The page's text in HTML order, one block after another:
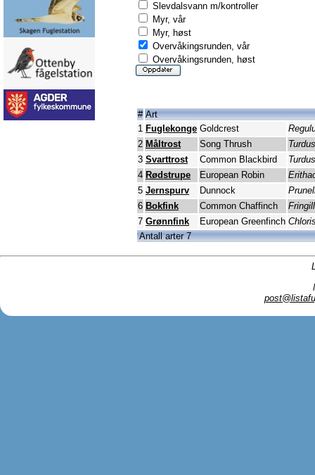
Slevdalsvann m/kontroller
Myr, vår
Myr, høst
Overvåkingsrunden, vår
Overvåkingsrunden, høst
# Art
1 Fuglekonge Goldcrest
2 Måltrost Song Thrush
3 Svarttrost Common Blackbird
4 Rødstrupe European Robin
5 Jernspurv Dunnock
6 Bokfink Common Chaffinch
7 Grønnfink European Greenfinch
Antall arter 7